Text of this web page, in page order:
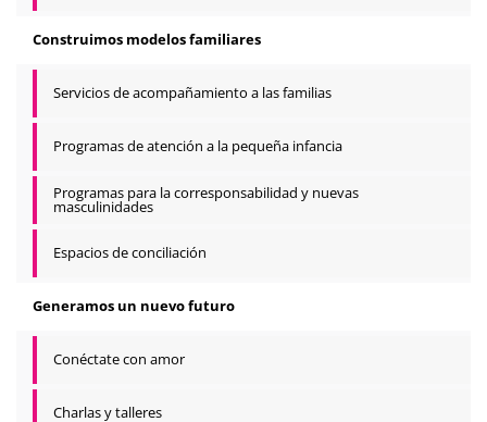
Construimos modelos familiares
Servicios de acompañamiento a las familias
Programas de atención a la pequeña infancia
Programas para la corresponsabilidad y nuevas
masculinidades
Espacios de conciliación
Generamos un nuevo futuro
Conéctate con amor
Charlas y talleres